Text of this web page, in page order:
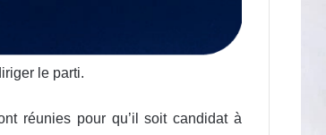
le parti.
réunies pour qu’il soit candidat à